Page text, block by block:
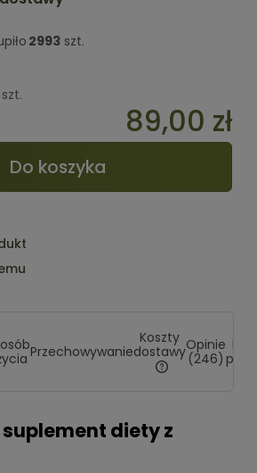
2993 szt.
szt.
89,00 zł
Do koszyka
Przechowywanie
Koszty
dostawyOpinie
(246)
suplement diety z